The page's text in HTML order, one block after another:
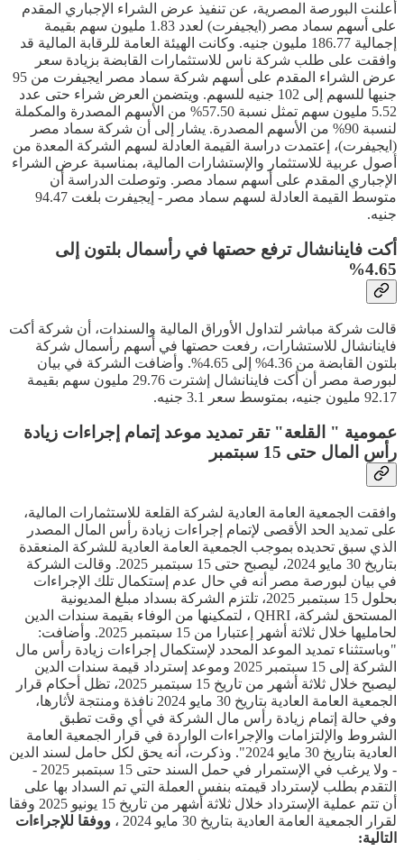
أعلنت البورصة المصرية، عن تنفيذ عرض الشراء الإجباري المقدم
على أسهم سماد مصر (ايجيفرت) لعدد 1.83 مليون سهم بقيمة
إجمالية 186.77 مليون جنيه. وكانت الهيئة العامة للرقابة المالية قد
وافقت على طلب شركة ناس للاستثمارات القابضة بزيادة سعر
عرض الشراء المقدم على أسهم شركة سماد مصر ايجيفرت من 95
جنيها للسهم إلى 102 جنيه للسهم. ويتضمن العرض شراء حتى عدد
5.52 مليون سهم تمثل نسبة 57.50% من الأسهم المصدرة والمكملة
لنسبة 90% من الأسهم المصدرة. يشار إلى أن شركة سماد مصر
(ايجيفرت)، إعتمدت دراسة القيمة العادلة لسهم الشركة المعدة من
أصول عربية للاستثمار والإستشارات المالية، بمناسبة عرض الشراء
الإجباري المقدم على أسهم سماد مصر. وتوصلت الدراسة أن
متوسط القيمة العادلة لسهم سماد مصر - إيجيفرت بلغت 94.47
جنيه.
أكت فاينانشال ترفع حصتها في رأسمال بلتون إلى
4.65%
قالت شركة مباشر لتداول الأوراق المالية والسندات، أن شركة أكت
فاينانشال للاستشارات، رفعت حصتها في أسهم رأسمال شركة
بلتون القابضة من 4.36% إلى 4.65%. وأضافت الشركة في بيان
لبورصة مصر أن أكت فاينانشال إشترت 29.76 مليون سهم بقيمة
92.17 مليون جنيه، بمتوسط سعر 3.1 جنيه.
عمومية " القلعة" تقر تمديد موعد إتمام إجراءات زيادة
رأس المال حتى 15 سبتمبر
وافقت الجمعية العامة العادية لشركة القلعة للاستثمارات المالية،
على تمديد الحد الأقصى لإتمام إجراءات زيادة رأس المال المصدر
الذي سبق تحديده بموجب الجمعية العامة العادية للشركة المنعقدة
بتاريخ 30 مايو 2024، ليصبح حتى 15 سبتمبر 2025. وقالت الشركة
في بيان لبورصة مصر أنه في حال عدم إستكمال تلك الإجراءات
بحلول 15 سبتمبر 2025، تلتزم الشركة بسداد مبلغ المديونية
المستحق لشركة، QHRI ، لتمكينها من الوفاء بقيمة سندات الدين
لحامليها خلال ثلاثة أشهر إعتبارا من 15 سبتمبر 2025. وأضافت:
"وباستثناء تمديد الموعد المحدد لإستكمال إجراءات زيادة رأس مال
الشركة إلى 15 سبتمبر 2025 وموعد إسترداد قيمة سندات الدين
ليصبح خلال ثلاثة أشهر من تاريخ 15 سبتمبر 2025، تظل أحكام قرار
الجمعية العامة العادية بتاريخ 30 مايو 2024 نافذة ومنتجة لأثارها،
وفي حالة إتمام زيادة رأس مال الشركة في أي وقت تطبق
الشروط والإلتزامات والإجراءات الواردة في قرار الجمعية العامة
العادية بتاريخ 30 مايو 2024". وذكرت، أنه يحق لكل حامل لسند الدين
- ولا يرغب في الإستمرار في حمل السند حتى 15 سبتمبر 2025 -
التقدم بطلب لإسترداد قيمته بنفس العملة التي تم السداد بها على
أن تتم عملية الإسترداد خلال ثلاثة أشهر من تاريخ 15 يونيو 2025 وفقا
لقرار الجمعية العامة العادية بتاريخ 30 مايو 2024 ،
ووفقا للإجراءات
التالية: